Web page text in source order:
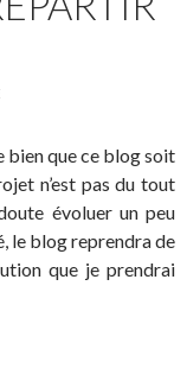
bien que ce blog soit
n’est pas du tout
évoluer un peu
le blog reprendra de
que je prendrai